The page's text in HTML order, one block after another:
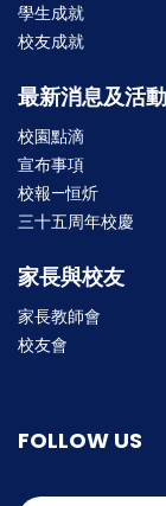
學生成就
校友成就
最新消息及活動
校園點滴
宣布事項
校報—恒炘
三十五周年校慶
家長與校友
家長教師會
校友會
FOLLOW US